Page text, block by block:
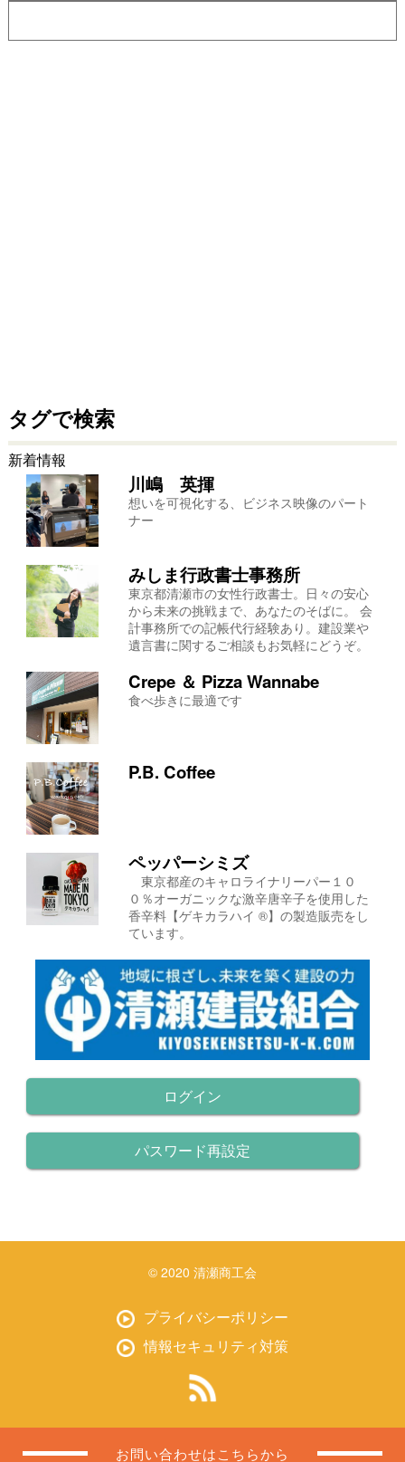
タグで検索
新着情報
川嶋 英揮
想いを可視化する、ビジネス映像のパート
ナー
みしま行政書士事務所
東京都清瀬市の女性行政書士。日々の安心
から未来の挑戦まで、あなたのそばに。 会
計事務所での記帳代行経験あり。建設業や
遺言書に関するご相談もお気軽にどうぞ。
Crepe ＆ Pizza Wannabe
食べ歩きに最適です
P.B. Coffee
ペッパーシミズ
東京都産のキャロライナリーパー１０
０％オーガニックな激辛唐辛子を使用した
香辛料【ゲキカラハイ ®】の製造販売をし
ています。
ログイン
パスワード再設定
© 2020 清瀬商工会
プライバシーポリシー
情報セキュリティ対策
お問い合わせはこちらから